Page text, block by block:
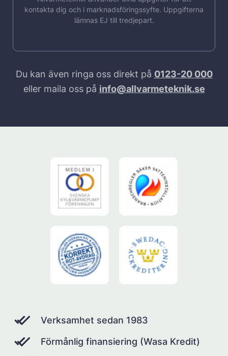
kontakta dig och i marknadsföringssyfte. Uppgifterna
lämnas EJ till tredjepart.
Du kan även ringa oss direkt på 0123-20 000
eller maila oss på info@allvarmeteknik.se
Verksamhet sedan 1983
Förmånlig finansiering (Wasa Kredit)